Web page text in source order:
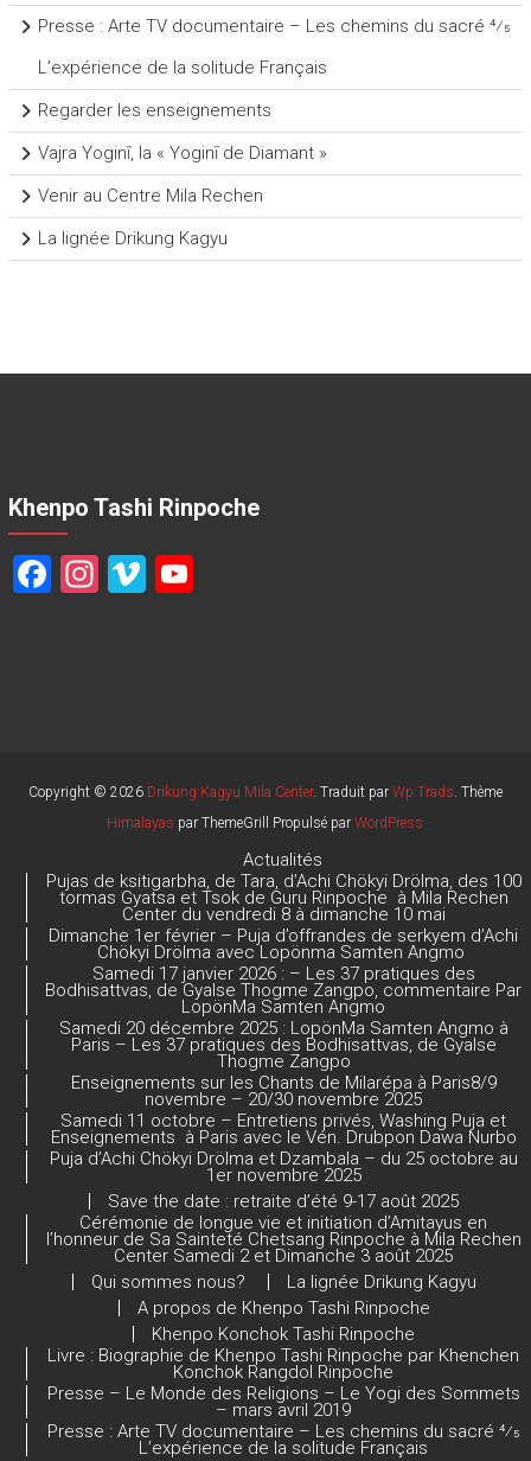
Presse : Arte TV documentaire – Les chemins du sacré 4⁄5
L’expérience de la solitude Français
Regarder les enseignements
Vajra Yoginī, la « Yoginī de Diamant »
Venir au Centre Mila Rechen
La lignée Drikung Kagyu
Khenpo Tashi Rinpoche
F In Vi Y
e
C
h
a
n
n
el
Copyright © 2026 Drikung Kagyu Mila Center. Traduit par Wp Trads. Thème
Himalayas par ThemeGrill Propulsé parWordPress
Actualités
Pujas de ksitigarbha, de Tara, d’Achi Chökyi Drölma, des 100
tormas Gyatsa et Tsok de Guru Rinpoche à Mila Rechen
Center du vendredi 8 à dimanche 10 mai
Dimanche 1er février – Puja d’offrandes de serkyem d’Achi
Chökyi Drölma avec Lopönma Samten Angmo
Samedi 17 janvier 2026 : – Les 37 pratiques des
Bodhisattvas, de Gyalse Thogme Zangpo, commentaire Par
LopönMa Samten Angmo
Samedi 20 décembre 2025 : LopönMa Samten Angmo à
Paris – Les 37 pratiques des Bodhisattvas, de Gyalse
Thogme Zangpo
Enseignements sur les Chants de Milarépa à Paris8/9
novembre – 20/30 novembre 2025
Samedi 11 octobre – Entretiens privés, Washing Puja et
Enseignements à Paris avec le Vén. Drubpon Dawa Nurbo
Puja d’Achi Chökyi Drölma et Dzambala – du 25 octobre au
1er novembre 2025
Save the date : retraite d’été 9-17 août 2025
Cérémonie de longue vie et initiation d’Amitayus en
l’honneur de Sa Sainteté Chetsang Rinpoche à Mila Rechen
Center Samedi 2 et Dimanche 3 août 2025
Qui sommes nous?
La lignée Drikung Kagyu
A propos de Khenpo Tashi Rinpoche
Khenpo Konchok Tashi Rinpoche
Livre : Biographie de Khenpo Tashi Rinpoche par Khenchen
Konchok Rangdol Rinpoche
Presse – Le Monde des Religions – Le Yogi des Sommets
– mars avril 2019
Presse : Arte TV documentaire – Les chemins du sacré 4⁄5
L’expérience de la solitude Français